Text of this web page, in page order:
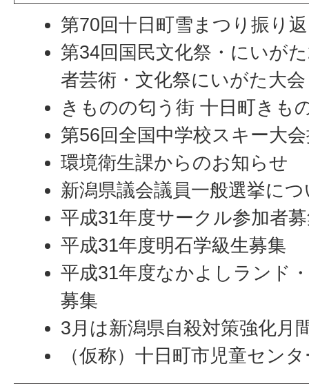
第70回十日町雪まつり振り
第34回国民文化祭・にいが
者芸術・文化祭にいがた大会
きものの匂う街 十日町きも
第56回全国中学校スキー大
環境衛生課からのお知らせ
新潟県議会議員一般選挙に
平成31年度サークル参加者
平成31年度明石学級生募集
平成31年度なかよしランド
募集
3月は新潟県自殺対策強化月
（仮称）十日町市児童セン